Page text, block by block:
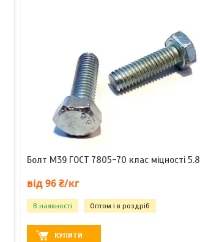
Болт М39 ГОСТ 7805-70 клас міцності 5.8
від 96 ₴/кг
В наявності Оптом і в роздріб
КУПИТИ